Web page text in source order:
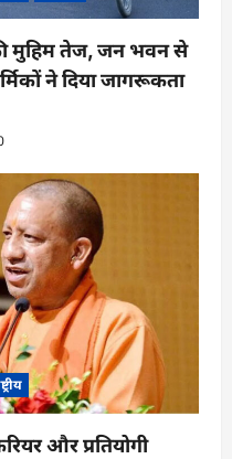
मुहिम तेज, जन भवन से
ने दिया जागरूकता
और प्रतियोगी